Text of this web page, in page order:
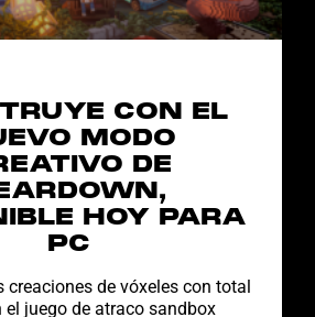
CON EL
MODO
DE
HOY PARA
PC
creaciones de vóxeles con total
el juego de atraco sandbox